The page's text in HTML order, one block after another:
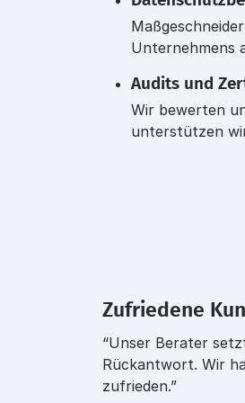
Unternehmens
Audits und
Wir bewerten
unterstützen
Zufriedene
“Unser Berater
Rückantwort. Wir
zufrieden.”